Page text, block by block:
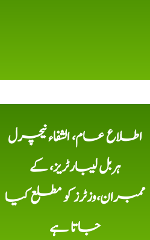
اطلاع عام، الشفاء نیچرل
ہربل لیبارٹریز، کے
ممبران،وزٹرز کو مطلع کیا
جاتا ہے